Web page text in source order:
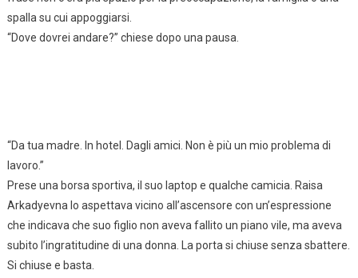
spalla su cui appoggiarsi.
“Dove dovrei andare?” chiese dopo una pausa.
“Da tua madre. In hotel. Dagli amici. Non è più un mio problema di
lavoro.”
Prese una borsa sportiva, il suo laptop e qualche camicia. Raisa
Arkadyevna lo aspettava vicino all’ascensore con un’espressione
che indicava che suo figlio non aveva fallito un piano vile, ma aveva
subito l’ingratitudine di una donna. La porta si chiuse senza sbattere.
Si chiuse e basta.